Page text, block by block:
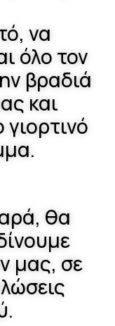
να
όλο τον
βραδιά
και
θα
μας, σε